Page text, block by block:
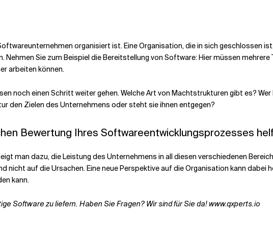
organisiert ist. Eine Organisation, die in sich geschlossen
Sie zum Beispiel die Bereitstellung von Software: Hier müssen
arbeiten können.
noch einen Schritt weiter gehen. Welche Art von Machtstrukturen gibt es?
den Zielen des Unternehmens oder steht sie ihnen entgegen?
Bewertung Ihres Softwareentwicklungsprozesses
man dazu, die Leistung des Unternehmens in all diesen verschiedenen
nicht auf die Ursachen. Eine neue Perspektive auf die Organisation kann dabei
kann.
Software zu liefern. Haben Sie Fragen? Wir sind für Sie da! www.qxperts.io